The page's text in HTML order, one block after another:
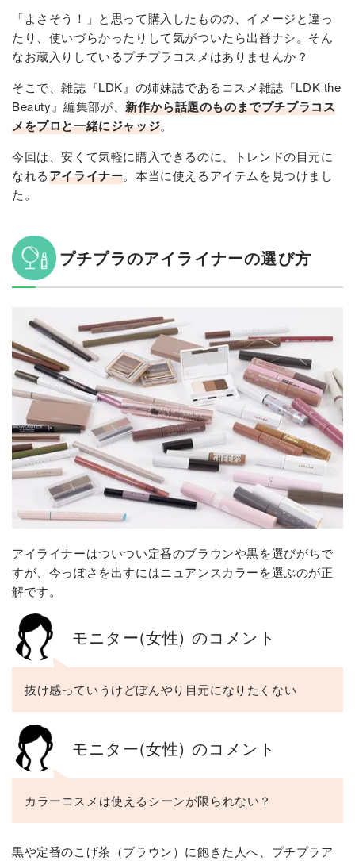
「よさそう！」と思って購入したものの、イメージと違っ
たり、使いづらかったりして気がついたら出番ナシ。そん
なお蔵入りしているプチプラコスメはありませんか？
そこで、雑誌『LDK』の姉妹誌であるコスメ雑誌『LDK the
Beauty』編集部が、新作から話題のものまでプチプラコス
メをプロと一緒にジャッジ。
今回は、安くて気軽に購入できるのに、トレンドの目元に
なれるアイライナー。本当に使えるアイテムを見つけまし
た。
プチプラのアイライナーの選び方
アイライナーはついつい定番のブラウンや黒を選びがちで
すが、今っぽさを出すにはニュアンスカラーを選ぶのが正
解です。
モニター(女性) のコメント
抜け感っていうけどぼんやり目元になりたくない
モニター(女性) のコメント
カラーコスメは使えるシーンが限られない？
黒や定番のこげ茶（ブラウン）に飽きた人へ、プチプラア